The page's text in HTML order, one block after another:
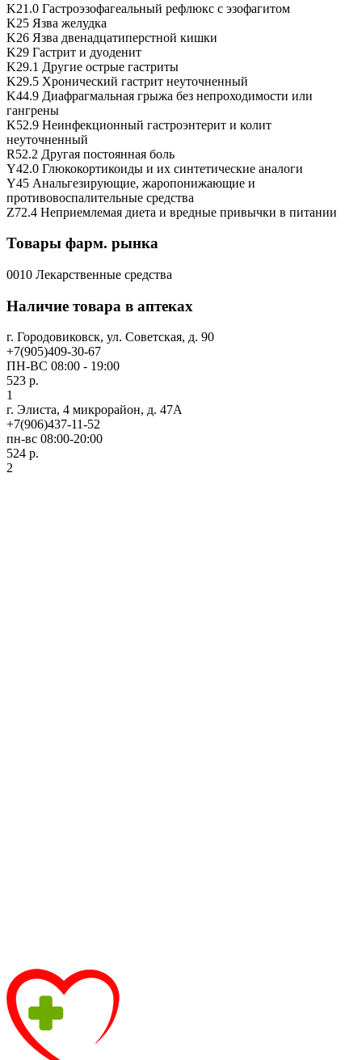
K21.0 Гастроэзофагеальный рефлюкс с эзофагитом
K25 Язва желудка
K26 Язва двенадцатиперстной кишки
K29 Гастрит и дуоденит
K29.1 Другие острые гастриты
K29.5 Хронический гастрит неуточненный
K44.9 Диафрагмальная грыжа без непроходимости или
гангрены
K52.9 Неинфекционный гастроэнтерит и колит
неуточненный
R52.2 Другая постоянная боль
Y42.0 Глюкокортикоиды и их синтетические аналоги
Y45 Анальгезирующие, жаропонижающие и
противовоспалительные средства
Z72.4 Неприемлемая диета и вредные привычки в питании
Товары фарм. рынка
0010 Лекарственные средства
Наличие товара в аптеках
г. Городовиковск, ул. Советская, д. 90
+7(905)409-30-67
ПН-ВС 08:00 - 19:00
523 р.
1
г. Элиста, 4 микрорайон, д. 47А
+7(906)437-11-52
пн-вс 08:00-20:00
524 р.
2